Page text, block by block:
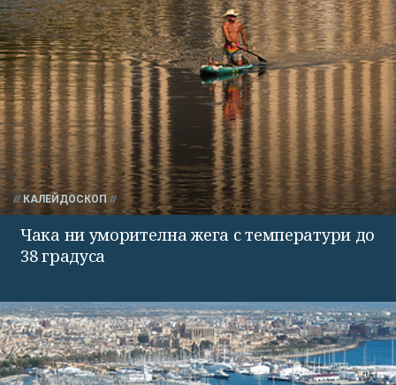
КАЛЕЙДОСКОП
Чака ни уморителна жега с температури до
38 градуса